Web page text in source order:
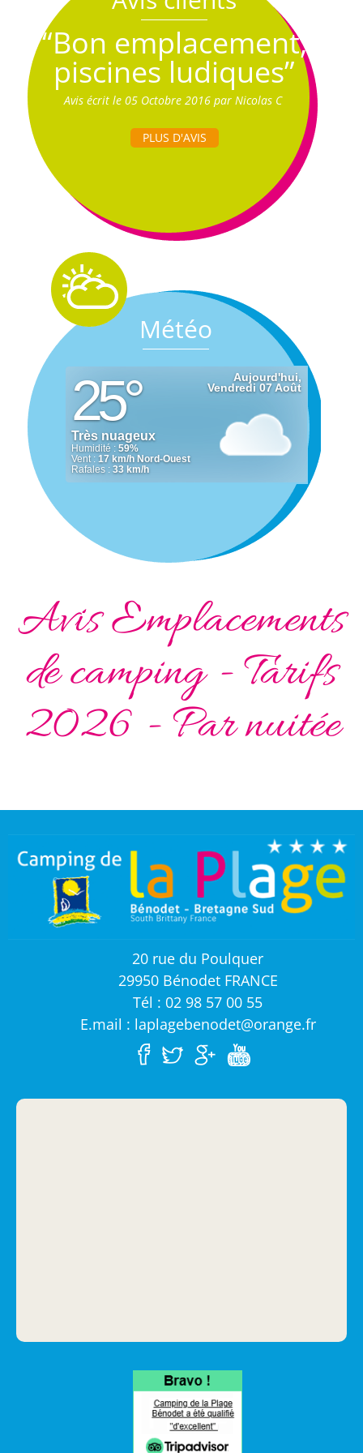
“Bon emplacement,
piscines ludiques”
Avis écrit le 05 Octobre 2016 par Nicolas C
PLUS D'AVIS
Météo
Avis Emplacements
de camping - Tarifs
2026 - Par nuitée
20 rue du Poulquer
29950 Bénodet FRANCE
Tél : 02 98 57 00 55
E.mail : laplagebenodet@orange.fr